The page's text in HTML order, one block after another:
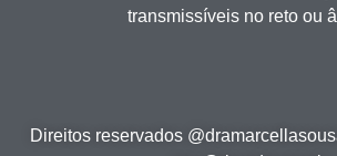
transmissíveis no reto ou
Direitos reservados